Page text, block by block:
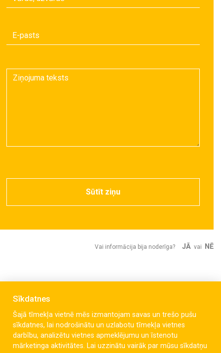
Sūtīt ziņu
Vai informācija bija noderīga? JĀ vai NĒ
Sīkdatnes
Šajā tīmekļa vietnē mēs izmantojam savas un trešo pušu
sīkdatnes, lai nodrošinātu un uzlabotu tīmekļa vietnes
darbību, analizētu vietnes apmeklējumu un īstenotu
mārketinga aktivitātes. Lai uzzinātu vairāk par mūsu sīkdatņu